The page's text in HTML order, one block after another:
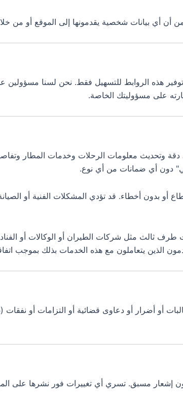
أن أي بيانات شخصية يقدمونها إلى الموقع أو من
توفير هذه الروابط للتسهيل فقط. نحن لسنا
على مسؤوليتك الخاصة.
وتحديث معلومات الرحلات وخدمات المطار
دون أي ضمانات من أي نوع.
أو بدون أخطاء. قد تؤدي المشكلات الفنية أو
ثالث مثل شركات الطيران أو الوكالات أو
الذين يتعاملون مع هذه الخدمات بذلك بموجب
أو أضرار أو دعاوى قضائية أو التزامات أو نفقات
مسبق. تسري أي تغييرات فور نشرها على